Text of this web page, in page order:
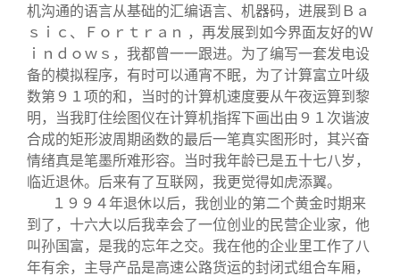
机沟通的语言从基础的汇编语言、机器码，进展到Ｂａ
ｓｉｃ、Ｆｏｒｔｒａｎ
，再发展到如今界面友好的Ｗ
ｉｎｄｏｗｓ，我都曾一一跟进。为了编写一套发电设
备的模拟程序，有时可以通宵不眠，为了计算富立叶级
数第９１项的和，当时的计算机速度要从午夜运算到黎
明，当我盯住绘图仪在计算机指挥下画出由９１次谐波
合成的矩形波周期函数的最后一笔真实图形时，其兴奋
情绪真是笔墨所难形容。当时我年龄已是五十七八岁，
临近退休。后来有了互联网，我更觉得如虎添翼。
１９９４年退休以后，我创业的第二个黄金时期来
到了，十六大以后我幸会了一位创业的民营企业家，他
叫孙国富，是我的忘年之交。我在他的企业里工作了八
年有余，主导产品是高速公路货运的封闭式组合车厢，